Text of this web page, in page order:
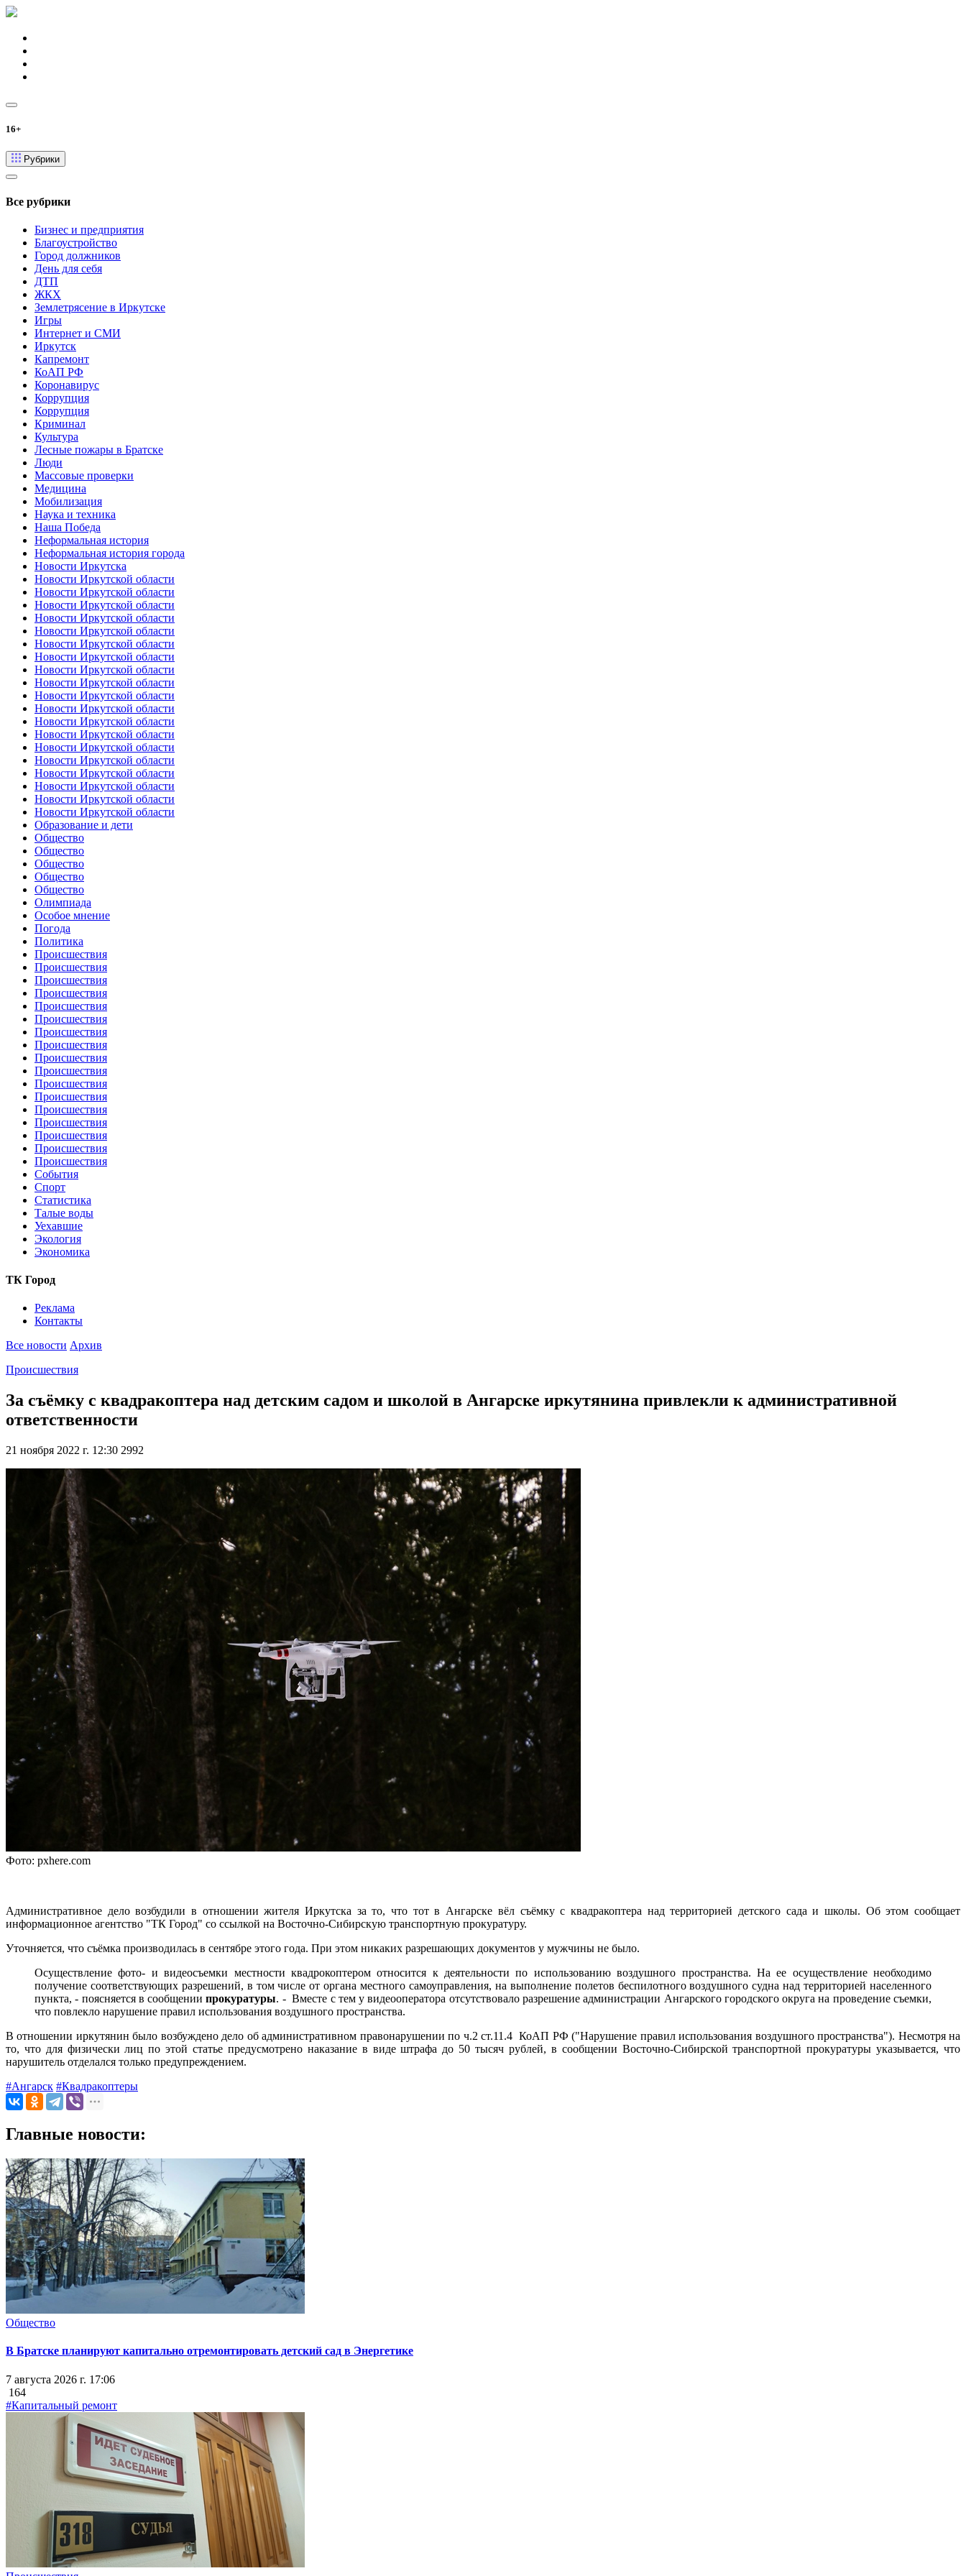
16+
Рубрики
Все рубрики
Бизнес и предприятия
Благоустройство
Город должников
День для себя
ДТП
ЖКХ
Землетрясение в Иркутске
Игры
Интернет и СМИ
Иркутск
Капремонт
КоАП РФ
Коронавирус
Коррупция
Коррупция
Криминал
Культура
Лесные пожары в Братске
Люди
Массовые проверки
Медицина
Мобилизация
Наука и техника
Наша Победа
Неформальная история
Неформальная история города
Новости Иркутска
Новости Иркутской области
Новости Иркутской области
Новости Иркутской области
Новости Иркутской области
Новости Иркутской области
Новости Иркутской области
Новости Иркутской области
Новости Иркутской области
Новости Иркутской области
Новости Иркутской области
Новости Иркутской области
Новости Иркутской области
Новости Иркутской области
Новости Иркутской области
Новости Иркутской области
Новости Иркутской области
Новости Иркутской области
Новости Иркутской области
Новости Иркутской области
Образование и дети
Общество
Общество
Общество
Общество
Общество
Олимпиада
Особое мнение
Погода
Политика
Происшествия
Происшествия
Происшествия
Происшествия
Происшествия
Происшествия
Происшествия
Происшествия
Происшествия
Происшествия
Происшествия
Происшествия
Происшествия
Происшествия
Происшествия
Происшествия
Происшествия
События
Спорт
Статистика
Талые воды
Уехавшие
Экология
Экономика
ТК Город
Реклама
Контакты
Все новости Архив
Происшествия
За съёмку с квадракоптера над детским садом и школой в Ангарске иркутянина привлекли к административной
ответственности
21 ноября 2022 г. 12:30 2992
Фото: pxhere.com
Административное дело возбудили в отношении жителя Иркутска за то, что тот в Ангарске вёл съёмку с квадракоптера над территорией детского сада и школы. Об этом сообщает
информационное агентство "ТК Город" со ссылкой на Восточно-Сибирскую транспортную прокуратуру.
Уточняется, что съёмка производилась в сентябре этого года. При этом никаких разрешающих документов у мужчины не было.
Осуществление фото- и видеосъемки местности квадрокоптером относится к деятельности по использованию воздушного пространства. На ее осуществление необходимо
получение соответствующих разрешений, в том числе от органа местного самоуправления, на выполнение полетов беспилотного воздушного судна над территорией населенного
пункта, - поясняется в сообщениипрокуратуры. - Вместе с тем у видеооператора отсутствовало разрешение администрации Ангарского городского округа на проведение съемки,
что повлекло нарушение правил использования воздушного пространства.
В отношении иркутянин было возбуждено дело об административном правонарушении по ч.2 ст.11.4 КоАП РФ ("Нарушение правил использования воздушного пространства"). Несмотря на
то, что для физически лиц по этой статье предусмотрено наказание в виде штрафа до 50 тысяч рублей, в сообщении Восточно-Сибирской транспортной прокуратуры указывается, что
нарушитель отделался только предупреждением.
#Ангарск #Квадракоптеры
Главные новости:
Общество
В Братске планируют капитально отремонтировать детский сад в Энергетике
7 августа 2026 г. 17:06
164
#Капитальный ремонт